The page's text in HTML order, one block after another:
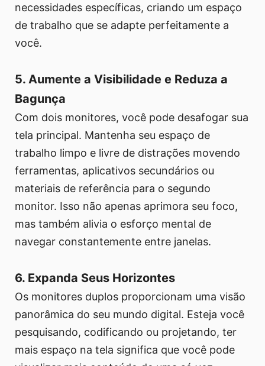
necessidades específicas, criando um espaço
de trabalho que se adapte perfeitamente a
você.
5. Aumente a Visibilidade e Reduza a
Bagunça
Com dois monitores, você pode desafogar sua
tela principal. Mantenha seu espaço de
trabalho limpo e livre de distrações movendo
ferramentas, aplicativos secundários ou
materiais de referência para o segundo
monitor. Isso não apenas aprimora seu foco,
mas também alivia o esforço mental de
navegar constantemente entre janelas.
6. Expanda Seus Horizontes
Os monitores duplos proporcionam uma visão
panorâmica do seu mundo digital. Esteja você
pesquisando, codificando ou projetando, ter
mais espaço na tela significa que você pode